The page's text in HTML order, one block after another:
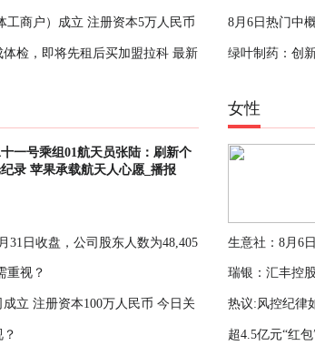
商户）成立 注册资本5万人民币
检，即将先租后买加盟拉科 最新
8月6日热门中
控股涨1.12%_
绿叶制药：创
一号乘组01航天员张陆：刷新个
录 苹果承载航天人心愿_播报
31日收盘，公司股东人数为48,405
重视？
立 注册资本100万人民币 今日关
女性
生意社：8月6
聚焦
瑞银：汇丰控
购规模逊预期
热议:风控纪律
超4.5亿元“红